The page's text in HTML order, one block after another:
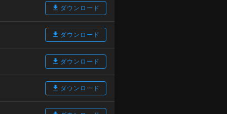
ダウンロード
ダウンロード
ダウンロード
ダウンロード